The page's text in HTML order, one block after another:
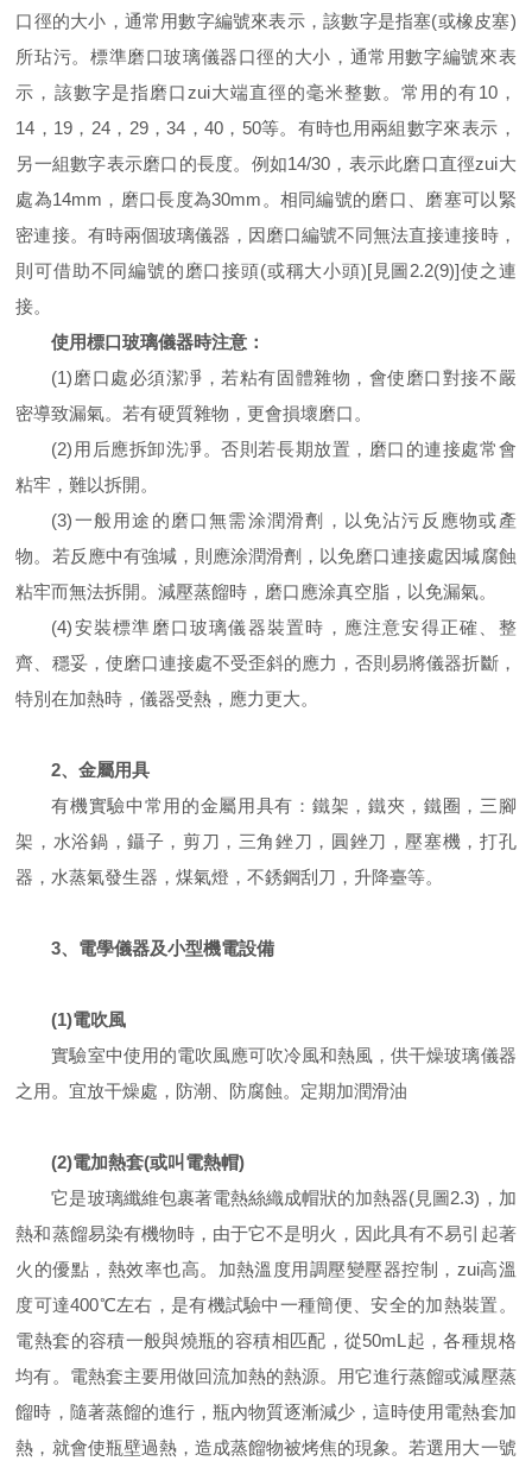
口徑的大小，通常用數字編號來表示，該數字是指塞(或橡皮塞)
所玷污。標準磨口玻璃儀器口徑的大小，通常用數字編號來表
示，該數字是指磨口zui大端直徑的毫米整數。常用的有10，
14，19，24，29，34，40，50等。有時也用兩組數字來表示，
另一組數字表示磨口的長度。例如14/30，表示此磨口直徑zui大
處為14mm，磨口長度為30mm。相同編號的磨口、磨塞可以緊
密連接。有時兩個玻璃儀器，因磨口編號不同無法直接連接時，
則可借助不同編號的磨口接頭(或稱大小頭)[見圖2.2(9)]使之連
接。
使用標口玻璃儀器時注意：
(1)磨口處必須潔凈，若粘有固體雜物，會使磨口對接不嚴
密導致漏氣。若有硬質雜物，更會損壞磨口。
(2)用后應拆卸洗凈。否則若長期放置，磨口的連接處常會
粘牢，難以拆開。
(3)一般用途的磨口無需涂潤滑劑，以免沾污反應物或產
物。若反應中有強堿，則應涂潤滑劑，以免磨口連接處因堿腐蝕
粘牢而無法拆開。減壓蒸餾時，磨口應涂真空脂，以免漏氣。
(4)安裝標準磨口玻璃儀器裝置時，應注意安得正確、整
齊、穩妥，使磨口連接處不受歪斜的應力，否則易將儀器折斷，
特別在加熱時，儀器受熱，應力更大。
2、金屬用具
有機實驗中常用的金屬用具有：鐵架，鐵夾，鐵圈，三腳
架，水浴鍋，鑷子，剪刀，三角銼刀，圓銼刀，壓塞機，打孔
器，水蒸氣發生器，煤氣燈，不銹鋼刮刀，升降臺等。
3、電學儀器及小型機電設備
(1)電吹風
實驗室中使用的電吹風應可吹冷風和熱風，供干燥玻璃儀器
之用。宜放干燥處，防潮、防腐蝕。定期加潤滑油
(2)電加熱套(或叫電熱帽)
它是玻璃纖維包裹著電熱絲織成帽狀的加熱器(見圖2.3)，加
熱和蒸餾易染有機物時，由于它不是明火，因此具有不易引起著
火的優點，熱效率也高。加熱溫度用調壓變壓器控制，zui高溫
度可達400℃左右，是有機試驗中一種簡便、安全的加熱裝置。
電熱套的容積一般與燒瓶的容積相匹配，從50mL起，各種規格
均有。電熱套主要用做回流加熱的熱源。用它進行蒸餾或減壓蒸
餾時，隨著蒸餾的進行，瓶內物質逐漸減少，這時使用電熱套加
熱，就會使瓶壁過熱，造成蒸餾物被烤焦的現象。若選用大一號